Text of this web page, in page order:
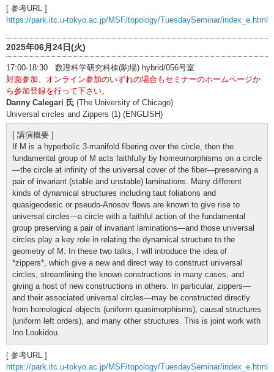
[ 参考URL ]
https://park.itc.u-tokyo.ac.jp/MSF/topology/TuesdaySeminar/index_e.html
2025年06月24日(火)
17:00-18:30 数理科学研究科棟(駒場) hybrid/056号室
対面参加、オンライン参加のいずれの場合もセミナーのホームページか
ら参加登録を行って下さい。
Danny Calegari 氏 (The University of Chicago)
Universal circles and Zippers (1) (ENGLISH)
[ 講演概要 ]
If M is a hyperbolic 3-manifold fibering over the circle, then the
fundamental group of M acts faithfully by homeomorphisms on a circle
—the circle at infinity of the universal cover of the fiber—preserving a
pair of invariant (stable and unstable) laminations. Many different
kinds of dynamical structures including taut foliations and
quasigeodesic or pseudo-Anosov flows are known to give rise to
universal circles—a circle with a faithful action of the fundamental
group preserving a pair of invariant laminations—and those universal
circles play a key role in relating the dynamical structure to the
geometry of M. In these two talks, I will introduce the idea of
*zippers*, which give a new and direct way to construct universal
circles, streamlining the known constructions in many cases, and
giving a host of new constructions in others. In particular, zippers—
and their associated universal circles—may be constructed directly
from homological objects (uniform quasimorphisms), causal structures
(uniform left orders), and many other structures. This is joint work with
Ino Loukidou.
[ 参考URL ]
https://park.itc.u-tokyo.ac.jp/MSF/topology/TuesdaySeminar/index_e.html